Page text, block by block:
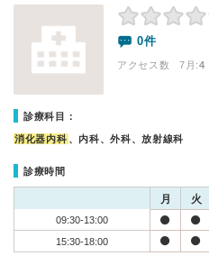
0件
アクセス数 7月:4
診療科目：
消化器内科 、内科、外科、放射線科
診療時間
月 火
09:30-13:00
15:30-18:00